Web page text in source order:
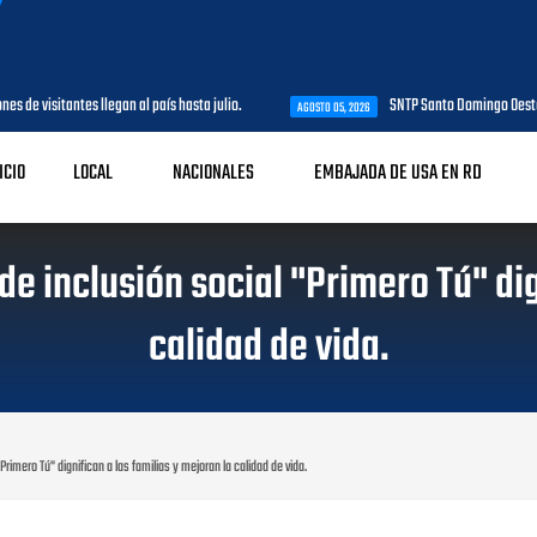
de visitantes llegan al país hasta julio. AGOSTO 05, 2026 SNTP Santo Domingo
LOCAL NACIONALES EMBAJADA DE USA EN RD
inclusión social "Primero Tú"
calidad de vida.
Tú" dignifican a las familias y mejoran la calidad de vida.